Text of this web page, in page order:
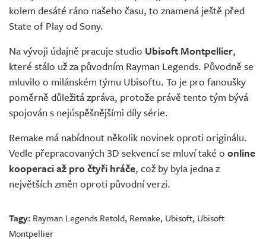
kolem desáté ráno našeho času, to znamená ještě před
State of Play od Sony.
Na vývoji údajně pracuje studio Ubisoft Montpellier,
které stálo už za původním Rayman Legends. Původně se
mluvilo o milánském týmu Ubisoftu. To je pro fanoušky
poměrně důležitá zpráva, protože právě tento tým bývá
spojován s nejúspěšnějšími díly série.
Remake má nabídnout několik novinek oproti originálu.
Vedle přepracovaných 3D sekvencí se mluví také o online
kooperaci až pro čtyři hráče, což by byla jedna z
největších změn oproti původní verzi.
Tagy: Rayman Legends Retold, Remake, Ubisoft, Ubisoft
Montpellier